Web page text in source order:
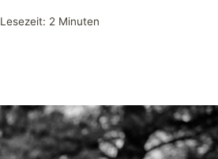
Lesezeit: 2 Minuten